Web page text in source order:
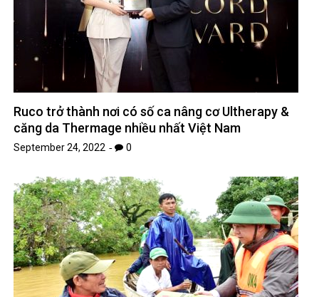
Ruco trở thành nơi có số ca nâng cơ Ultherapy &
căng da Thermage nhiều nhất Việt Nam
September 24, 2022 0